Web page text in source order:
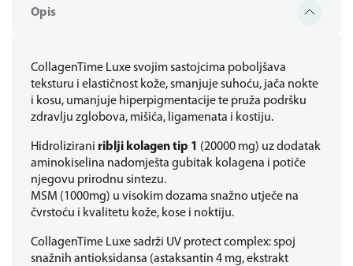
Opis
CollagenTime Luxe svojim sastojcima poboljšava
teksturu i elastičnost kože, smanjuje suhoću, jača nokte
i kosu, umanjuje hiperpigmentacije te pruža podršku
zdravlju zglobova, mišića, ligamenata i kostiju.
Hidrolizirani riblji kolagen tip 1 (20000 mg) uz dodatak
aminokiselina nadomješta gubitak kolagena i potiče
njegovu prirodnu sintezu.
MSM (1000mg) u visokim dozama snažno utječe na
čvrstoću i kvalitetu kože, kose i noktiju.
CollagenTime Luxe sadrži UV protect complex: spoj
snažnih antioksidansa (astaksantin 4 mg, ekstrakt